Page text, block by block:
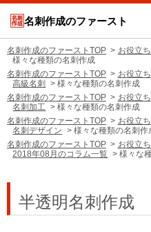
名刺作成のファースト
名刺作成のファーストTOP お役立
様々な種類の名刺作成
名刺作成のファーストTOP
お役立
高級名刺
様々な種類の名刺作成
名刺作成のファーストTOP
お役立
名刺加工
様々な種類の名刺作成
名刺作成のファーストTOP
お役立
名刺デザイン
様々な種類の名刺作
名刺作成のファーストTOP
お役立
2018年08月のコラム一覧
様々な
半透明名刺作成